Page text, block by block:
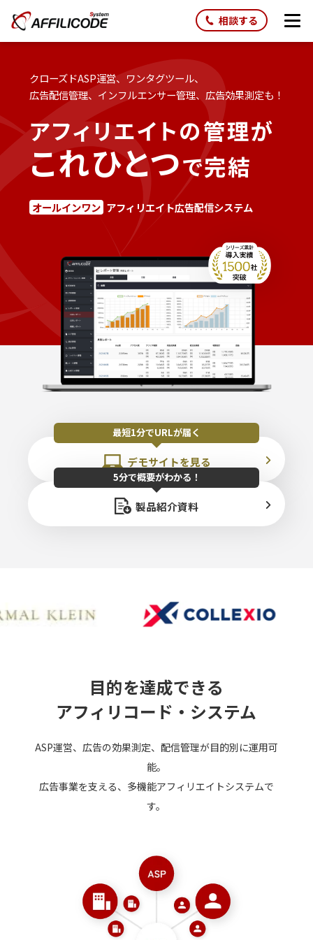
相談する
クローズドASP運営、ワンタグツール、
広告配信管理、インフルエンサー管理、広告効果測定も！
アフィリエイトの管理が
これひとつで完結
オールインワン アフィリエイト広告配信システム
最短1分でURLが届く
デモサイトを見る
5分で概要がわかる！
製品紹介資料
目的を達成できる
アフィリコード・システム
ASP運営、広告の効果測定、配信管理が目的別に運用可
能。
広告事業を支える、多機能アフィリエイトシステムで
す。